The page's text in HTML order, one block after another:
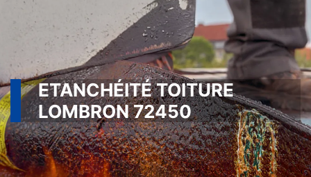
ETANCHÉITÉ TOITURE
LOMBRON 72450